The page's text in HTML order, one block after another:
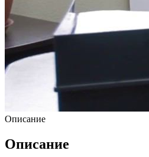
Описание
Описание